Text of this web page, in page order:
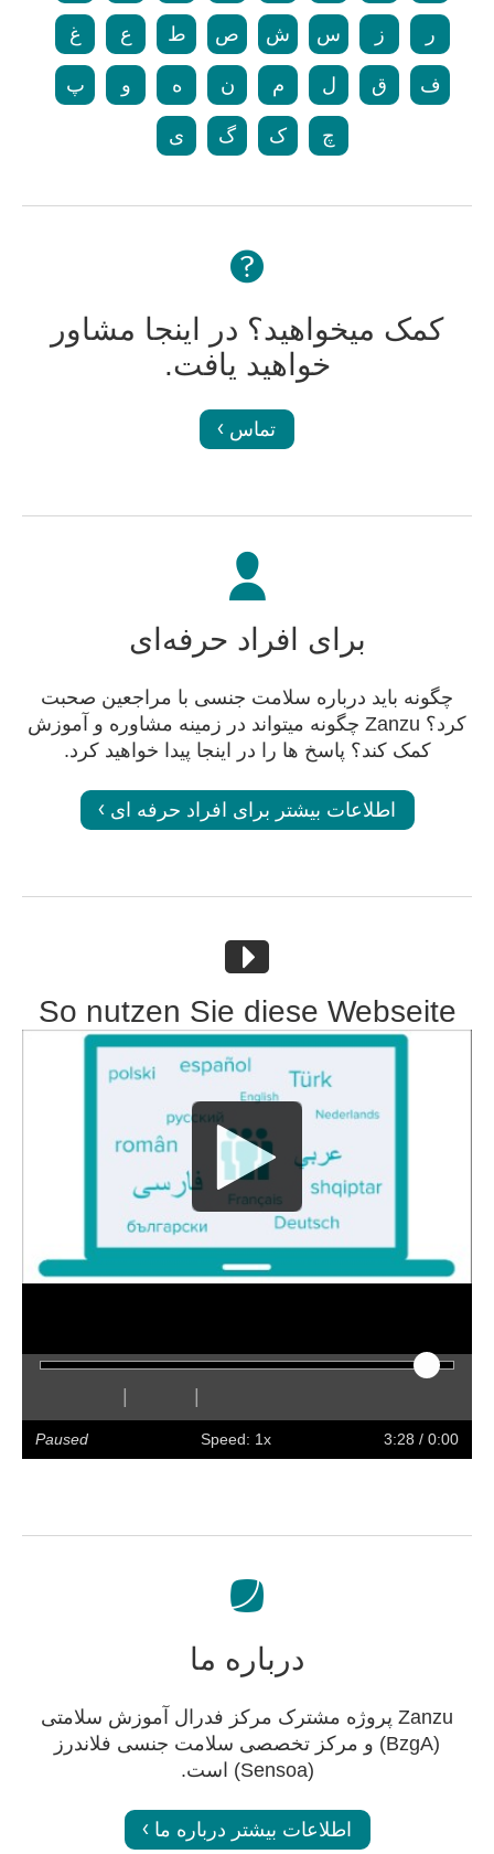
ر ز س ش ص ط ع غ
ف ق ل م ن ه و پ
چ ک گ ی
کمک میخواهید؟ در اینجا مشاور
خواهید یافت.
تماس
برای افراد حرفه‌ای
چگونه باید درباره سلامت جنسی با مراجعین صحبت
کرد؟ Zanzu چگونه میتواند در زمینه مشاوره و آموزش
کمک کند؟ پاسخ ها را در اینجا پیدا خواهید کرد.
اطلاعات بیشتر برای افراد حرفه ای
So nutzen Sie diese Webseite
Hide
captions
|
Faster
Slower
|
full
screen
0:00
/ 3:28
Speed: 1x
Paused
درباره ما
Zanzu پروژه مشترک مرکز فدرال آموزش سلامتی
(BzgA) و مرکز تخصصی سلامت جنسی فلاندرز
(Sensoa) است.
اطلاعات بیشتر درباره ما